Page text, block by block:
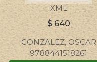
XML
$ 640
GONZALEZ, OSCAR
9788441518261